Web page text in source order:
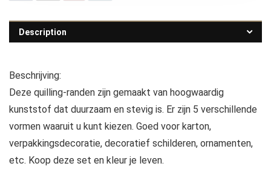
Description
Beschrijving:
Deze quilling-randen zijn gemaakt van hoogwaardig
kunststof dat duurzaam en stevig is. Er zijn 5 verschillende
vormen waaruit u kunt kiezen. Goed voor karton,
verpakkingsdecoratie, decoratief schilderen, ornamenten,
etc. Koop deze set en kleur je leven.